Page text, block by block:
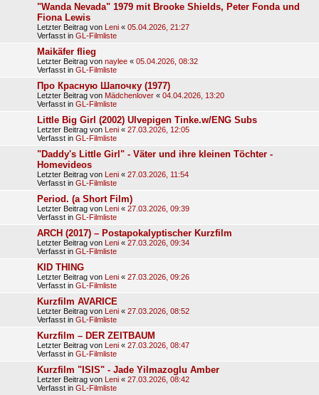
"Wanda Nevada" 1979 mit Brooke Shields, Peter Fonda und
Fiona Lewis
Letzter Beitrag von Leni « 05.04.2026, 21:27
Verfasst in GL-Filmliste
Maikäfer flieg
Letzter Beitrag von naylee « 05.04.2026, 08:32
Verfasst in GL-Filmliste
Про Красную Шапочку (1977)
Letzter Beitrag von Mädchenlover « 04.04.2026, 13:20
Verfasst in GL-Filmliste
Little Big Girl (2002) Ulvepigen Tinke.w/ENG Subs
Letzter Beitrag von Leni « 27.03.2026, 12:05
Verfasst in GL-Filmliste
"Daddy's Little Girl" - Väter und ihre kleinen Töchter -
Homevideos
Letzter Beitrag von Leni « 27.03.2026, 11:54
Verfasst in GL-Filmliste
Period. (a Short Film)
Letzter Beitrag von Leni « 27.03.2026, 09:39
Verfasst in GL-Filmliste
ARCH (2017) – Postapokalyptischer Kurzfilm
Letzter Beitrag von Leni « 27.03.2026, 09:34
Verfasst in GL-Filmliste
KID THING
Letzter Beitrag von Leni « 27.03.2026, 09:26
Verfasst in GL-Filmliste
Kurzfilm AVARICE
Letzter Beitrag von Leni « 27.03.2026, 08:52
Verfasst in GL-Filmliste
Kurzfilm – DER ZEITBAUM
Letzter Beitrag von Leni « 27.03.2026, 08:47
Verfasst in GL-Filmliste
Kurzfilm "ISIS" - Jade Yilmazoglu Amber
Letzter Beitrag von Leni « 27.03.2026, 08:42
Verfasst in GL-Filmliste